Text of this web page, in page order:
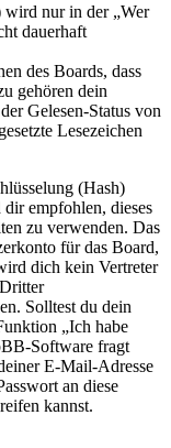
nur in der „Wer
dauerhaft
des Boards, dass
gehören dein
Gelesen-Status von
Lesezeichen
(Hash)
dir empfohlen, dieses
zu verwenden. Das
für das Board,
dich kein Vertreter
Solltest du dein
„Ich habe
Software fragt
E-Mail-Adresse
an diese
kannst.